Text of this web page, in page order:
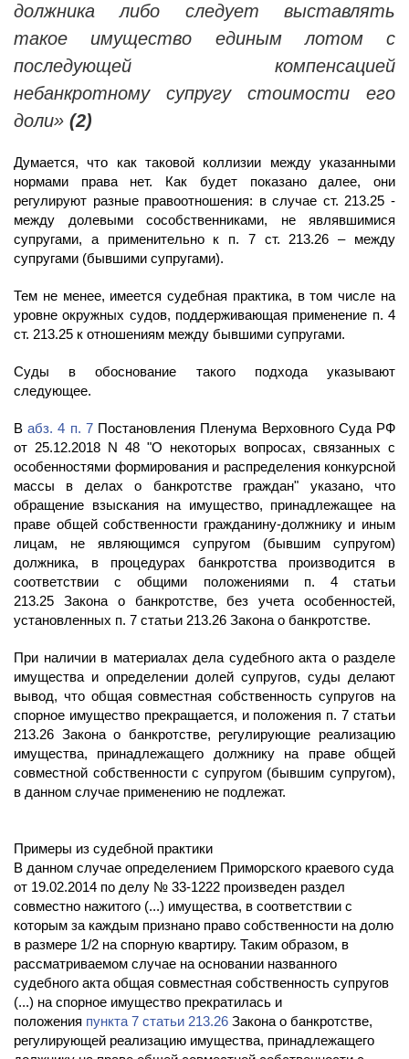
должника либо следует выставлять
такое имущество единым лотом с
последующей компенсацией
небанкротному супругу стоимости его
доли» (2)
Думается, что как таковой коллизии между указанными
нормами права нет. Как будет показано далее, они
регулируют разные правоотношения: в случае ст. 213.25 -
между долевыми сособственниками, не являвшимися
супругами, а применительно к п. 7 ст. 213.26 – между
супругами (бывшими супругами).
Тем не менее, имеется судебная практика, в том числе на
уровне окружных судов, поддерживающая применение п. 4
ст. 213.25 к отношениям между бывшими супругами.
Суды в обоснование такого подхода указывают
следующее.
Вабз. 4 п. 7Постановления Пленума Верховного Суда РФ
от 25.12.2018 N 48 "О некоторых вопросах, связанных с
особенностями формирования и распределения конкурсной
массы в делах о банкротстве граждан" указано, что
обращение взыскания на имущество, принадлежащее на
праве общей собственности гражданину-должнику и иным
лицам, не являющимся супругом (бывшим супругом)
должника, в процедурах банкротства производится в
соответствии с общими положениями п. 4 статьи
213.25 Закона о банкротстве, без учета особенностей,
установленных п. 7 статьи 213.26 Закона о банкротстве.
При наличии в материалах дела судебного акта о разделе
имущества и определении долей супругов, суды делают
вывод, что общая совместная собственность супругов на
спорное имущество прекращается, и положения п. 7 статьи
213.26 Закона о банкротстве, регулирующие реализацию
имущества, принадлежащего должнику на праве общей
совместной собственности с супругом (бывшим супругом),
в данном случае применению не подлежат.
Примеры из судебной практики
В данном случае определением Приморского краевого суда
от 19.02.2014 по делу № 33-1222 произведен раздел
совместно нажитого (...) имущества, в соответствии с
которым за каждым признано право собственности на долю
в размере 1/2 на спорную квартиру. Таким образом, в
рассматриваемом случае на основании названного
судебного акта общая совместная собственность супругов
(...) на спорное имущество прекратилась и
положения пункта 7 статьи 213.26 Закона о банкротстве,
регулирующей реализацию имущества, принадлежащего